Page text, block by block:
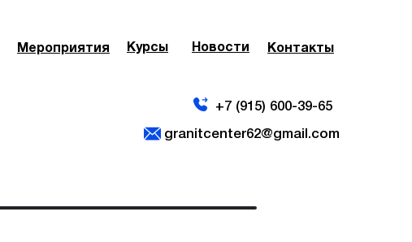
Контакты
Контакты
Новости
granitcenter62@gmail.com
+7 (915) 600-39-65
Курсы
Мероприятия
Мероприятия